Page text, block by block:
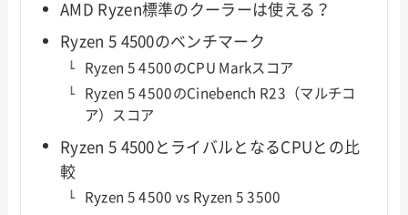
AMD Ryzen標準のクーラーは使える？
Ryzen 5 4500のベンチマーク
Ryzen 5 4500のCPU Markスコア
Ryzen 5 4500のCinebench R23（マルチコ
ア）スコア
Ryzen 5 4500とライバルとなるCPUとの比
較
Ryzen 5 4500 vs Ryzen 5 3500